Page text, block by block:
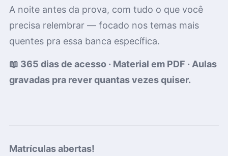
A noite antes da prova, com tudo o que você
precisa relembrar — focado nos temas mais
quentes pra essa banca específica.
📖 365 dias de acesso · Material em PDF · Aulas
gravadas pra rever quantas vezes quiser.
Matrículas abertas!